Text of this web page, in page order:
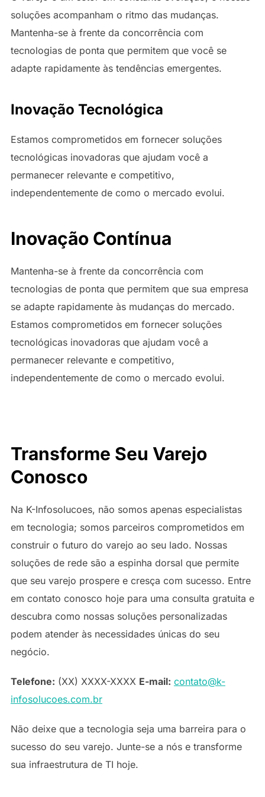
soluções acompanham o ritmo das mudanças.
Mantenha-se à frente da concorrência com
tecnologias de ponta que permitem que você se
adapte rapidamente às tendências emergentes.
Inovação Tecnológica
Estamos comprometidos em fornecer soluções
tecnológicas inovadoras que ajudam você a
permanecer relevante e competitivo,
independentemente de como o mercado evolui.
Inovação Contínua
Mantenha-se à frente da concorrência com
tecnologias de ponta que permitem que sua empresa
se adapte rapidamente às mudanças do mercado.
Estamos comprometidos em fornecer soluções
tecnológicas inovadoras que ajudam você a
permanecer relevante e competitivo,
independentemente de como o mercado evolui.
Transforme Seu Varejo
Conosco
Na K-Infosolucoes, não somos apenas especialistas
em tecnologia; somos parceiros comprometidos em
construir o futuro do varejo ao seu lado. Nossas
soluções de rede são a espinha dorsal que permite
que seu varejo prospere e cresça com sucesso. Entre
em contato conosco hoje para uma consulta gratuita e
descubra como nossas soluções personalizadas
podem atender às necessidades únicas do seu
negócio.
Telefone: (XX) XXXX-XXXX E-mail: contato@k-
infosolucoes.com.br
Não deixe que a tecnologia seja uma barreira para o
sucesso do seu varejo. Junte-se a nós e transforme
sua infraestrutura de TI hoje.